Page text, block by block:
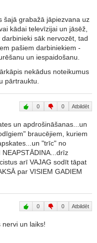
šajā grabažā jāpiezvana uz
kādai televīzijai un jāsēž,
sāk nervozēt, tad
pašiem darbiniekiem -
un iespaidošanu.
nekādus noteikumus
pārtrauktu.
0 0 Atbildēt
un apdrošināšanas...un
braucējiem, kuriem
"trīc" no
arī VAJAG sodīt tāpat
par VISIEM GADIEM
0 0 Atbildēt
un laiks!